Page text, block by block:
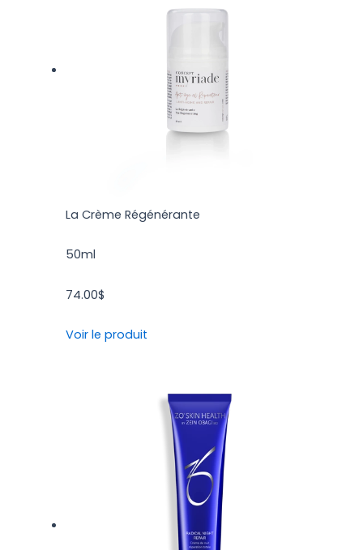
La Crème Régénérante
50ml
74.00$
Voir le produit